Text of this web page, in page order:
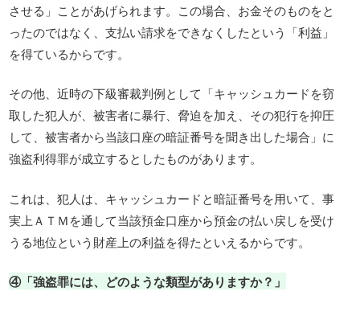
させる」ことがあげられます。この場合、お金そのものをと
ったのではなく、支払い請求をできなくしたという「利益」
を得ているからです。
その他、近時の下級審裁判例として「キャッシュカードを窃
取した犯人が、被害者に暴行、脅迫を加え、その犯行を抑圧
して、被害者から当該口座の暗証番号を聞き出した場合」に
強盗利得罪が成立するとしたものがあります。
これは、犯人は、キャッシュカードと暗証番号を用いて、事
実上ＡＴＭを通して当該預金口座から預金の払い戻しを受け
うる地位という財産上の利益を得たといえるからです。
④「強盗罪には、どのような類型がありますか？」